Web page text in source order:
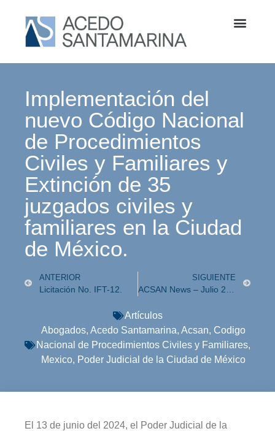
Implementación del
nuevo Código Nacional
de Procedimientos
Civiles y Familiares y
Extinción de 35
juzgados civiles y
familiares en la Ciudad
de México.
ANTERIOR
Licitación No. IFT-12.
SIGUIENTE
Artículos
Abogados, Acedo Santamarina, Acsan, Codigo
Nacional de Procedimientos Civiles y Familiares,
Mexico, Poder Judicial de la Ciudad de México
El 13 de junio del 2024, el Poder Judicial de la